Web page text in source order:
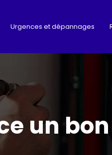
Urgences et dépannages
un